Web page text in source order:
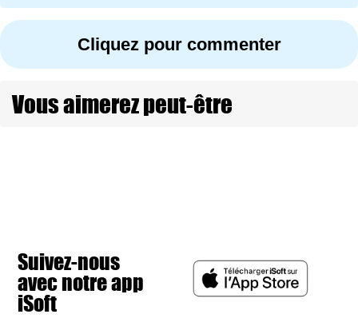
Cliquez pour commenter
Vous aimerez peut-être
Suivez-nous
avec notre app
iSoft